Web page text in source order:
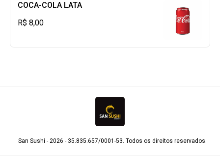
COCA-COLA LATA
R$ 8,00
San Sushi - 2026 - 35.835.657/0001-53. Todos os direitos reservados.